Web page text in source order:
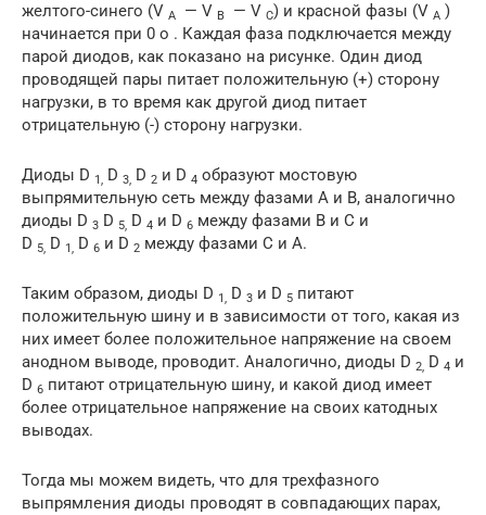
желтого-синего (V A — V B — V C) и красной фазы (V A )
начинается при 0 o . Каждая фаза подключается между
парой диодов, как показано на рисунке. Один диод
проводящей пары питает положительную (+) сторону
нагрузки, в то время как другой диод питает
отрицательную (-) сторону нагрузки.
Диоды D 1, D 3, D 2 и D 4 образуют мостовую
выпрямительную сеть между фазами A и B, аналогично
диоды D 3 D 5, D 4 и D 6 между фазами B и C и
D 5, D 1, D 6 и D 2 между фазами C и А.
Таким образом, диоды D 1, D 3 и D 5 питают
положительную шину и в зависимости от того, какая из
них имеет более положительное напряжение на своем
анодном выводе, проводит. Аналогично, диоды D 2, D 4 и
D 6 питают отрицательную шину, и какой диод имеет
более отрицательное напряжение на своих катодных
выводах.
Тогда мы можем видеть, что для трехфазного
выпрямления диоды проводят в совпадающих парах,